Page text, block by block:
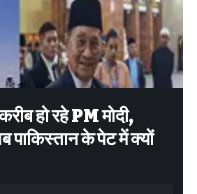
हो रहे PM मोदी,
पाकिस्तान के पेट में क्यों